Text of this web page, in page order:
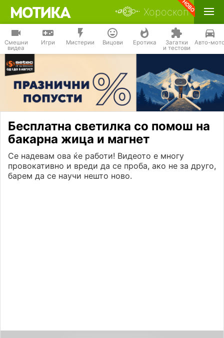
Хороскоп
Смешни
видеа
Игри Мистерии Вицови Еротика Загатки
и тестови
Авто-
Бесплатна светилка со помош на
бакарна жица и магнет
Се надевам ова ќе работи! Видеото е многу
провокативно и вреди да се проба, ако не за друго,
барем да се научи нешто ново.